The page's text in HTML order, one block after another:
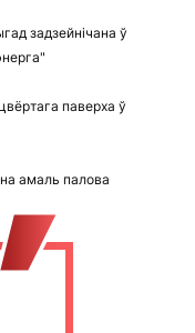
задзейнічана ў
паверха ў
амаль палова